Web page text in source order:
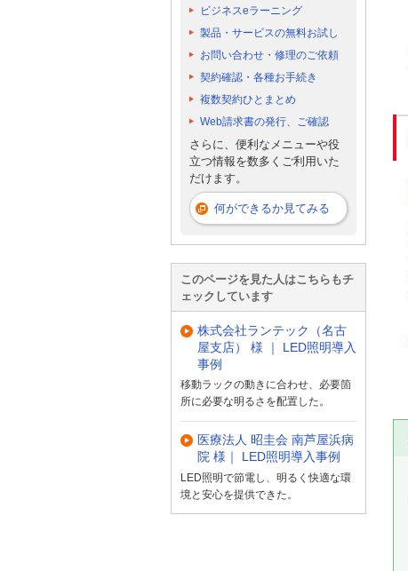
ビジネスeラーニング
製品・サービスの無料お試し
お問い合わせ・修理のご依頼
契約確認・各種お手続き
複数契約ひとまとめ
Web請求書の発行、ご確認
さらに、便利なメニューや役
立つ情報を数多くご利用いた
だけます。
何ができるか見てみる
このページを見た人はこちらもチ
ェックしています
株式会社ランテック（名古
屋支店） 様 ｜ LED照明導入
事例
移動ラックの動きに合わせ、必要箇
所に必要な明るさを配置した。
医療法人 昭圭会 南芦屋浜病
院 様｜ LED照明導入事例
LED照明で節電し、明るく快適な環
境と安心を提供できた。